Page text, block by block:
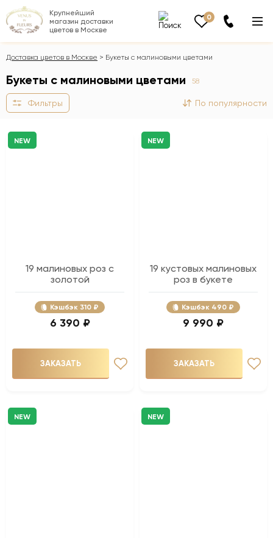
Крупнейший
магазин доставки
цветов в Москве
0
Доставка цветов в Москве Букеты с малиновыми цветами
Букеты с малиновыми цветами 58
Фильтры По популярности
NEW
19 малиновых роз с
золотой
Кэшбэк 310 ₽
6 390 ₽
ЗАКАЗАТЬ
NEW
19 кустовых малиновых
роз в букете
Кэшбэк 490 ₽
9 990 ₽
ЗАКАЗАТЬ
NEW NEW